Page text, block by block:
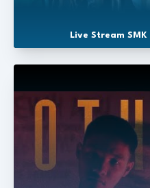
Live Stream